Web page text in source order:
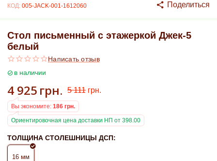
КОД: 005-JACK-001-1612060 Поделиться
Стол письменный с этажеркой Джек-5
белый
Написать отзыв
в наличии
4 925 грн. 5 111 грн.
Вы экономите: 186 грн.
Ориентировочная цена доставки НП от 398.00
ТОЛЩИНА СТОЛЕШНИЦЫ ДСП:
16 мм